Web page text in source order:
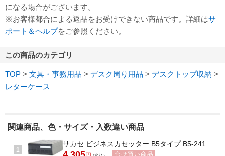
になる場合がございます。
※お客様都合による返品をお受けできない商品です。詳細はサ
ポート＆ヘルプをご参照ください。
この商品のカテゴリ
TOP > 文具・事務用品 > デスク周り用品 > デスクトップ収納 >
レターケース
関連商品、色・サイズ・入数違い商品
1
サカセ ビジネスカセッター B5タイプ B5-241